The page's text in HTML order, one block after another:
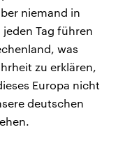
niemand in
Tag führen
was
zu erklären,
Europa nicht
deutschen